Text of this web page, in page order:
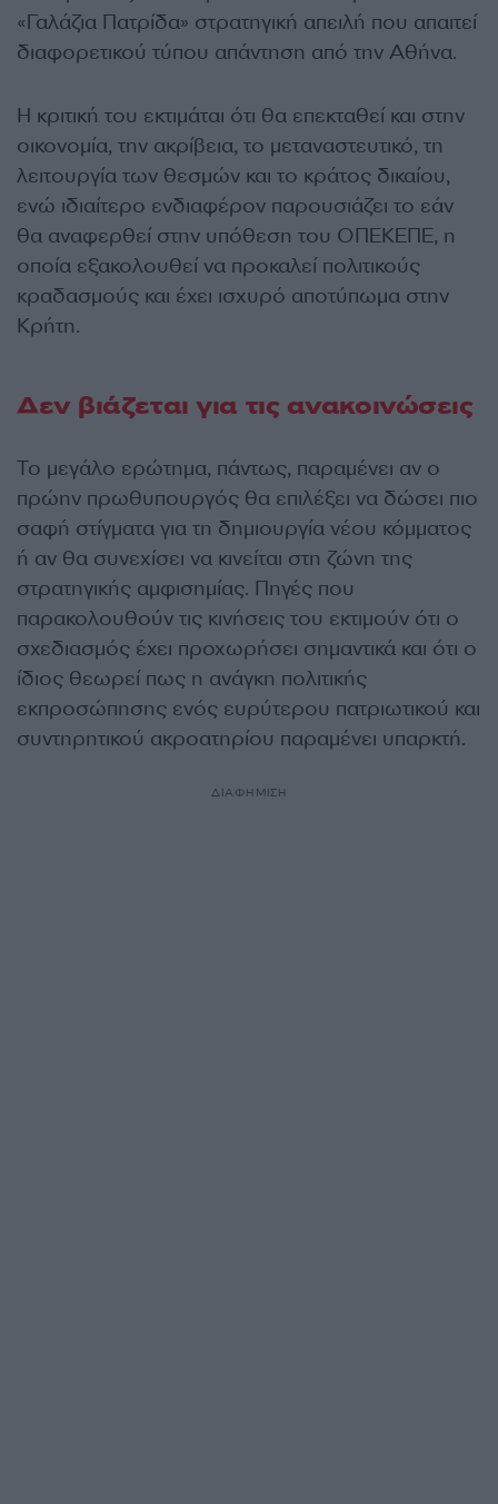
«Γαλάζια Πατρίδα» στρατηγική απειλή που απαιτεί
διαφορετικού τύπου απάντηση από την Αθήνα.
Η κριτική του εκτιμάται ότι θα επεκταθεί και στην
οικονομία, την ακρίβεια, το μεταναστευτικό, τη
λειτουργία των θεσμών και το κράτος δικαίου,
ενώ ιδιαίτερο ενδιαφέρον παρουσιάζει το εάν
θα αναφερθεί στην υπόθεση του ΟΠΕΚΕΠΕ, η
οποία εξακολουθεί να προκαλεί πολιτικούς
κραδασμούς και έχει ισχυρό αποτύπωμα στην
Κρήτη.
Δεν βιάζεται για τις ανακοινώσεις
Το μεγάλο ερώτημα, πάντως, παραμένει αν ο
πρώην πρωθυπουργός θα επιλέξει να δώσει πιο
σαφή στίγματα για τη δημιουργία νέου κόμματος
ή αν θα συνεχίσει να κινείται στη ζώνη της
στρατηγικής αμφισημίας. Πηγές που
παρακολουθούν τις κινήσεις του εκτιμούν ότι ο
σχεδιασμός έχει προχωρήσει σημαντικά και ότι ο
ίδιος θεωρεί πως η ανάγκη πολιτικής
εκπροσώπησης ενός ευρύτερου πατριωτικού και
συντηρητικού ακροατηρίου παραμένει υπαρκτή.
ΔΙΑΦΗΜΙΣΗ